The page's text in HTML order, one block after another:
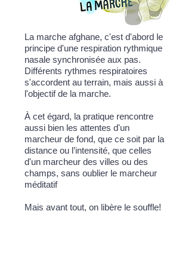
La marche afghane, c'est d'abord le
principe d'une respiration rythmique
nasale synchronisée aux pas.
Différents rythmes respiratoires
s'accordent au terrain, mais aussi à
l'objectif de la marche.
À cet égard, la pratique rencontre
aussi bien les attentes d'un
marcheur de fond, que ce soit par la
distance ou l’intensité, que celles
d'un marcheur des villes ou des
champs, sans oublier le marcheur
méditatif
Mais avant tout, on libère le souffle!